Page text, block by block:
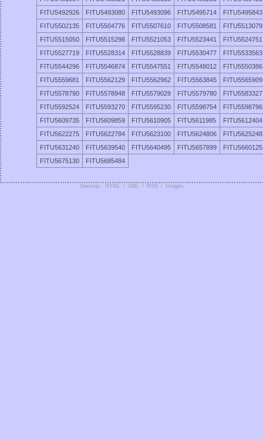
FITU5492926
FITU5493080 FITU5493096 FITU5495714
FITU5495843
FITU5502135
FITU5504776 FITU5507610 FITU5508581
FITU5513079
FITU5515050
FITU5515298 FITU5521053 FITU5523441
FITU5524751
FITU5527719
FITU5528314 FITU5528839 FITU5530477
FITU5533563
FITU5544296
FITU5546874 FITU5547551 FITU5548012
FITU5550386
FITU5559681
FITU5562129 FITU5562962 FITU5563845
FITU5565909
FITU5578790
FITU5578948 FITU5579029 FITU5579780
FITU5583327
FITU5592524
FITU5593270 FITU5595230 FITU5598754
FITU5598796
FITU5609735
FITU5609859 FITU5610905 FITU5611985
FITU5612404
FITU5622275
FITU5622784 FITU5623100 FITU5624806
FITU5625248
FITU5631240
FITU5639540 FITU5640495 FITU5657899
FITU5660125
FITU5675130
FITU5685484
Sitemap : HTML / XML / RSS / Images